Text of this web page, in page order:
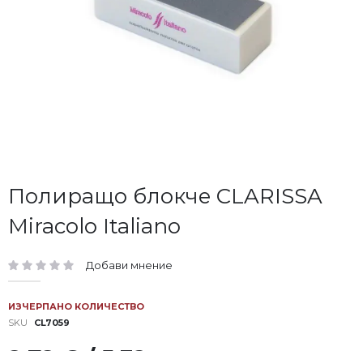
Полиращо блокче CLARISSA
Miracolo Italiano
рейтинг: Добави мнение
ИЗЧЕРПАНО КОЛИЧЕСТВО
SKU
CL7059
Преминете
към
началото
на
със
снимки